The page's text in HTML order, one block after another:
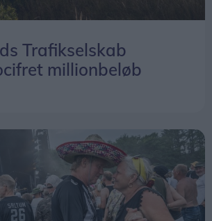
Trafikselskab
millionbeløb